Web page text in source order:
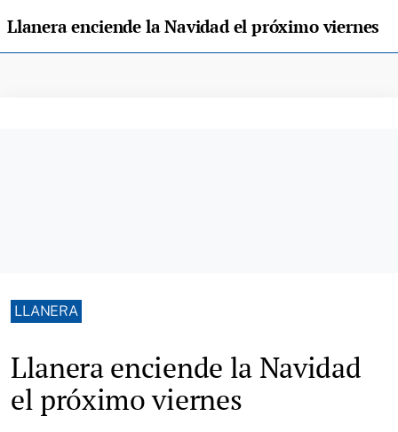
Llanera enciende la Navidad el próximo viernes
LLANERA
Llanera enciende la Navidad
el próximo viernes